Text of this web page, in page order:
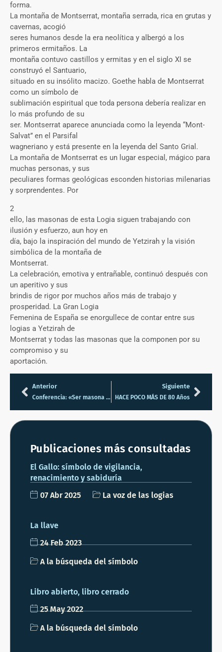
forma.
La montaña de Montserrat, montaña serrada, rica en grutas y
cavernas, acogió
seres humanos desde la era neolítica y albergó a los
primeros ermitaños. La
montaña contuvo castillos y ermitas y en el siglo XI se
construyó el Santuario,
situado en su insólito macizo. Goethe habla de Montserrat
como un símbolo de
sublimación espiritual que toda persona debería realizar en
lo más profundo de su
ser. Montserrat aparece anunciada como la leyenda “Mont-
Salvat” en el Parsifal
wagneriano y está presente en la leyenda del Santo Grial.
La montaña de Montserrat es un lugar especial, mágico para
muchas personas, y sus
peculiares formas geológicas esconden historias milenarias
y sorprendentes. Por
2
ello, las masonas de esta Logia siguen trabajando con
ilusión y esfuerzo, aun hoy en
día, bajo la inspiración del mundo de Yetzirah y la visión
simbólica de la montaña de
Montserrat.
La celebración, emotiva y entrañable, continuó después con
un aperitivo y sus
brindis de rigor por muchos años más de trabajo y
prosperidad. La Gran Logia
Femenina de España se enorgullece de contar entre sus
logias a Yetzirah de
Montserrat y todas las masonas que la componen por su
compromiso y su
aportación.
Anterior
Conferencia: «Ser masona hoy, una experiencia de vida»
Siguiente
HACE POCO MÁS DE 80 Años
Publicaciones más consultadas
El Gallo: símbolo de vigilancia,
renacimiento y sabiduría
07 Abr 2025
La voz de las logias
La llave
24 Feb 2023
A la búsqueda del símbolo
Libro abierto, libro cerrado
25 May 2022
A la búsqueda del símbolo